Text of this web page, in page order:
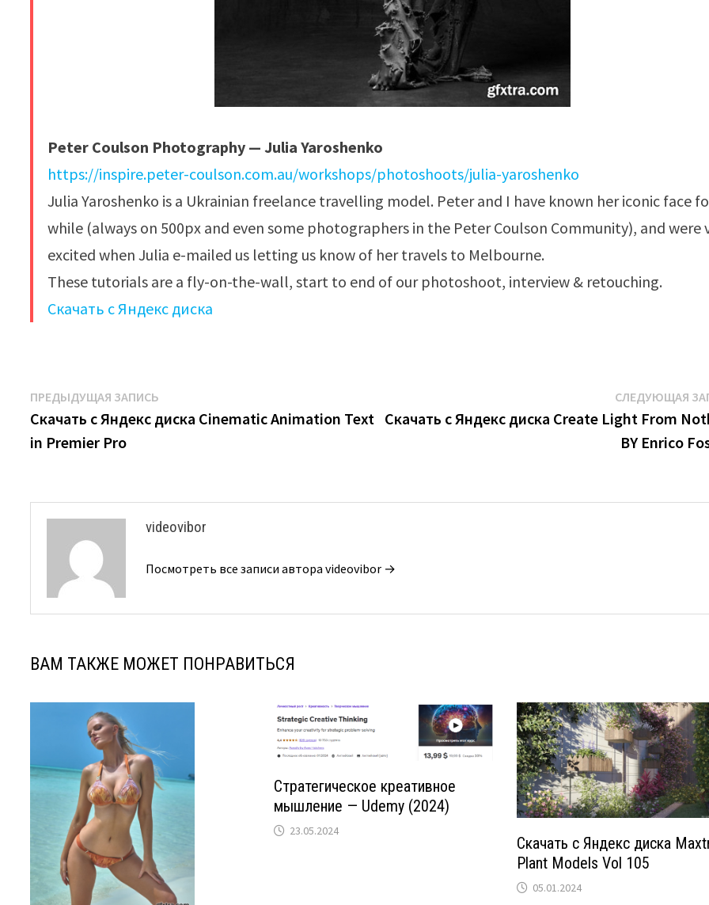
Peter Coulson Photography — Julia Yaroshenko
https://inspire.peter-coulson.com.au/workshops/photoshoots/julia-yaroshenko
Julia Yaroshenko is a Ukrainian freelance travelling model. Peter and I have known her iconic face
while (always on 500px and even some photographers in the Peter Coulson Community), and were
excited when Julia e-mailed us letting us know of her travels to Melbourne.​
These tutorials are a fly-on-the-wall, start to end of our photoshoot, interview & retouching.​
Скачать с Яндекс диска
Навигация
по
ПРЕДЫДУЩАЯ ЗАПИСЬ
запись:
Скачать с Яндекс диска Cinematic Animation Text
in Premier Pro
СЛЕДУЮЩАЯ
Скачать с Яндекс диска Create Light From
BY Enrico
videovibor
Посмотреть все записи автора videovibor →
ВАМ ТАКЖЕ МОЖЕТ ПОНРАВИТЬСЯ
Стратегическое креативное
мышление — Udemy (2024)
23.05.2024
Скачать с Яндекс диска
Plant Models Vol 105
05.01.2024